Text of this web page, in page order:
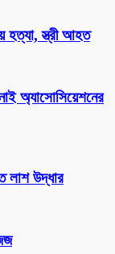
হত্যা, স্ত্রী আহত
অ্যাসোসিয়েশনের
লাশ উদ্ধার